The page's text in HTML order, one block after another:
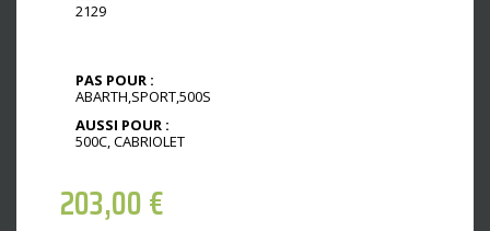
2129
PAS POUR :
ABARTH,SPORT,500S
AUSSI POUR :
500C, CABRIOLET
203,00€